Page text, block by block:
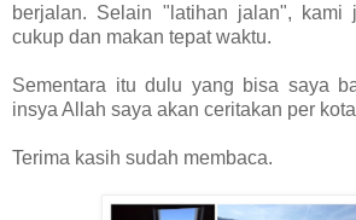
berjalan. Selain "latihan jalan", kami
cukup dan makan tepat waktu.
Sementara itu dulu yang bisa saya
insya Allah saya akan ceritakan per
Terima kasih sudah membaca.